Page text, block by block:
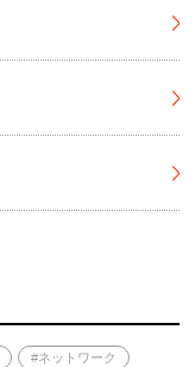
#ネットワーク